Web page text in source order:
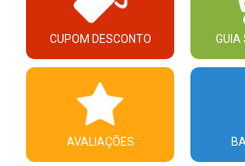
CUPOM DESCONTO GUIA
AVALIAÇÕES